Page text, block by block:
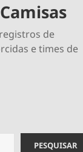
de
e times de
PESQUISAR